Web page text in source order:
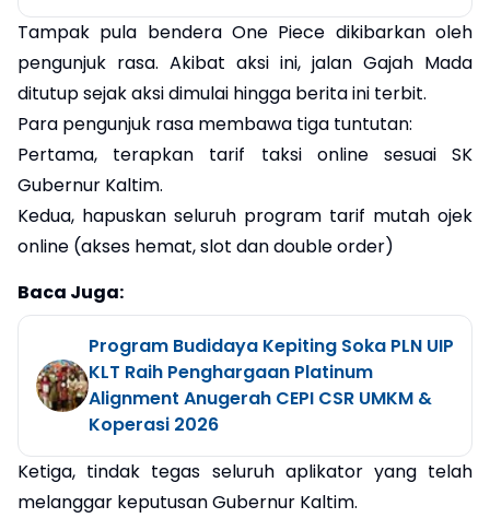
Tampak pula bendera One Piece dikibarkan oleh
pengunjuk rasa. Akibat aksi ini, jalan Gajah Mada
ditutup sejak aksi dimulai hingga berita ini terbit.
Para pengunjuk rasa membawa tiga tuntutan:
Pertama, terapkan tarif taksi online sesuai SK
Gubernur Kaltim.
Kedua, hapuskan seluruh program tarif mutah ojek
online (akses hemat, slot dan double order)
Baca Juga:
Program Budidaya Kepiting Soka PLN UIP
KLT Raih Penghargaan Platinum
Alignment Anugerah CEPI CSR UMKM &
Koperasi 2026
Ketiga, tindak tegas seluruh aplikator yang telah
melanggar keputusan Gubernur Kaltim.